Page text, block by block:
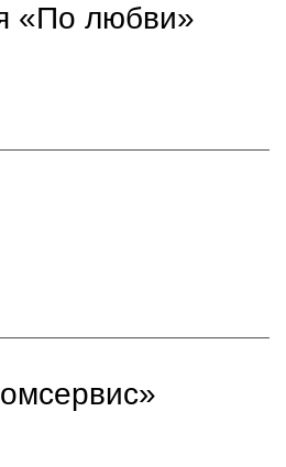
«По любви»